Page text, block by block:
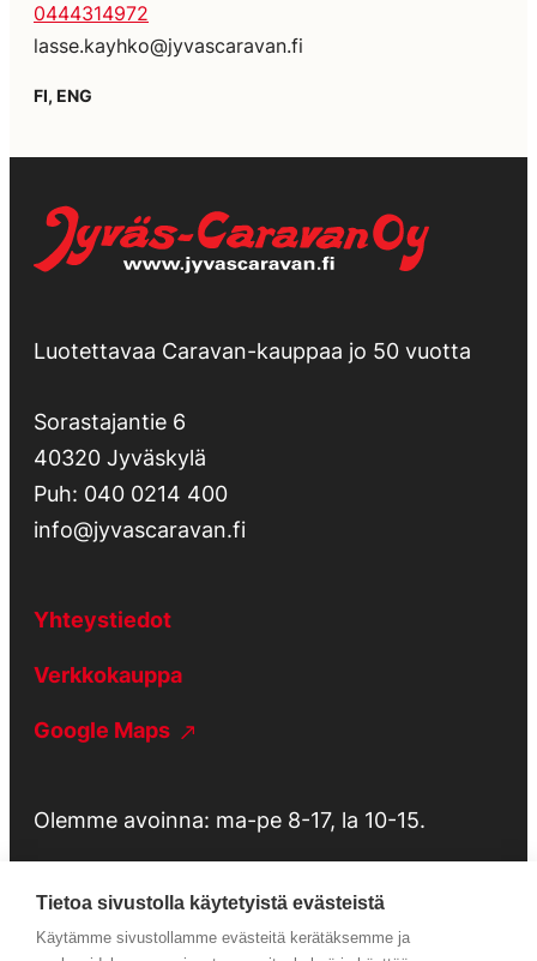
0444314972
lasse.kayhko@jyvascaravan.fi
FI, ENG
Luotettavaa Caravan-kauppaa jo 50 vuotta
Sorastajantie 6
40320 Jyväskylä
Puh: 040 0214 400
info@jyvascaravan.fi
Yhteystiedot
Verkkokauppa
Google Maps
Olemme avoinna: ma-pe 8-17, la 10-15.
Tietosuojaseloste
Tietoa sivustolla käytetyistä evästeistä
Käytämme sivustollamme evästeitä kerätäksemme ja